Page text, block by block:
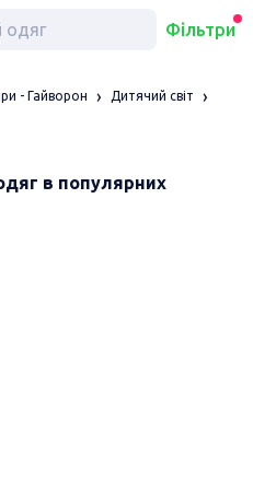
Фільтри
- Гайворон
Дитячий світ
в популярних